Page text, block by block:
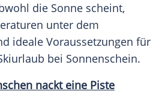
die Sonne scheint,
unter dem
ideale Voraussetzungen für
bei Sonnenschein.
nackt eine Piste